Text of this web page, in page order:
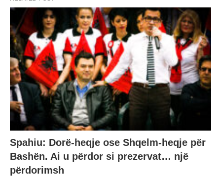
Spahiu: Dorë-heqje ose Shqelm-heqje për
Bashën. Ai u përdor si prezervat… një
përdorimsh